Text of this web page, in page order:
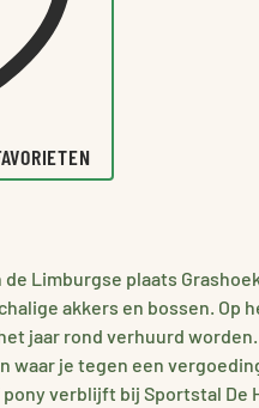
de Limburgse plaats
akkers en bossen. Op
jaar rond verhuurd
waar je tegen een
verblijft bij Sportstal De